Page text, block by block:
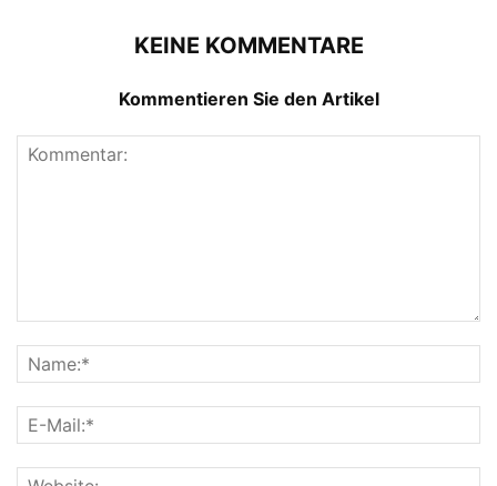
KEINE KOMMENTARE
Kommentieren Sie den Artikel